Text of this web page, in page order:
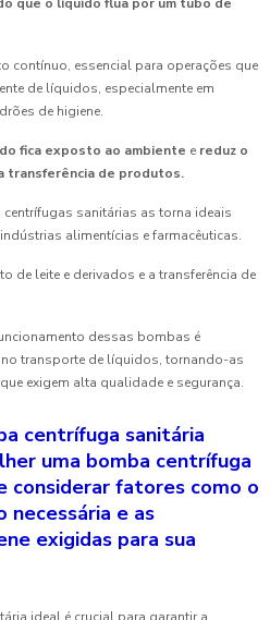
que o líquido flua por um tubo de
contínuo, essencial para operações que
de líquidos, especialmente em
de higiene.
fica exposto ao ambiente e reduz o
transferência de produtos.
sanitárias as torna ideais
alimentícias e farmacêuticas.
de leite e derivados e a transferência de
dessas bombas é
transporte de líquidos, tornando-as
exigem alta qualidade e segurança.
centrífuga sanitária
uma bomba centrífuga
considerar fatores como o
necessária e as
exigidas para sua